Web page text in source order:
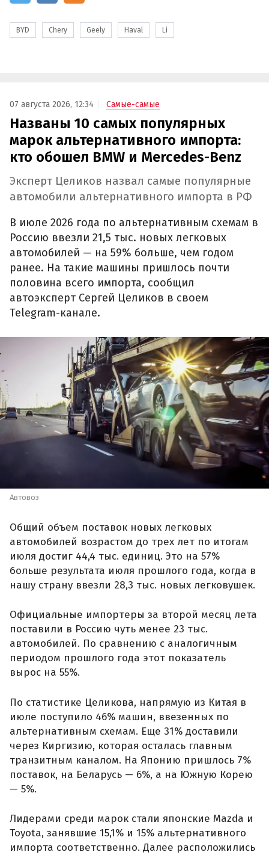
BYD Chery Geely Haval Li
07 августа 2026, 12:34 Самые-самые
Названы 10 самых популярных
марок альтернативного импорта:
кто обошел BMW и Mercedes-Benz
Эксперт Целиков назвал самые популярные
автомобили альтернативного импорта в РФ
В июле 2026 года по альтернативным схемам в
Россию ввезли 21,5 тыс. новых легковых
автомобилей — на 59% больше, чем годом
ранее. На такие машины пришлось почти
половина всего импорта, сообщил
автоэксперт Сергей Целиков в своем
Telegram-канале.
Автовоз
Общий объем поставок новых легковых
автомобилей возрастом до трех лет по итогам
июля достиг 44,4 тыс. единиц. Это на 57%
больше результата июля прошлого года, когда в
нашу страну ввезли 28,3 тыс. новых легковушек.
Официальные импортеры за второй месяц лета
поставили в Россию чуть менее 23 тыс.
автомобилей. По сравнению с аналогичным
периодом прошлого года этот показатель
вырос на 55%.
По статистике Целикова, напрямую из Китая в
июле поступило 46% машин, ввезенных по
альтернативным схемам. Еще 31% доставили
через Киргизию, которая осталась главным
транзитным каналом. На Японию пришлось 7%
поставок, на Беларусь — 6%, а на Южную Корею
— 5%.
Лидерами среди марок стали японские Mazda и
Toyota, занявшие 15,1% и 15% альтернативного
импорта соответственно. Далее расположились